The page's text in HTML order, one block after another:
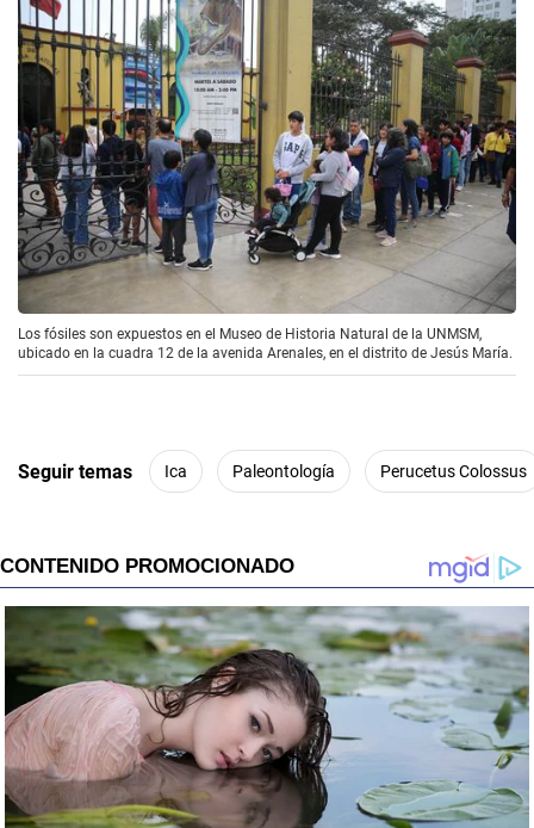
Los fósiles son expuestos en el Museo de Historia Natural de la UNMSM,
ubicado en la cuadra 12 de la avenida Arenales, en el distrito de Jesús María.
Seguir temas Ica Paleontología Perucetus Colossus